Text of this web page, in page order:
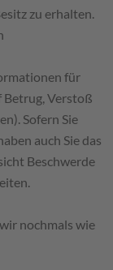
zu erhalten.
für
Betrug, Verstoß
Sofern Sie
auch Sie das
Beschwerde
nochmals wie